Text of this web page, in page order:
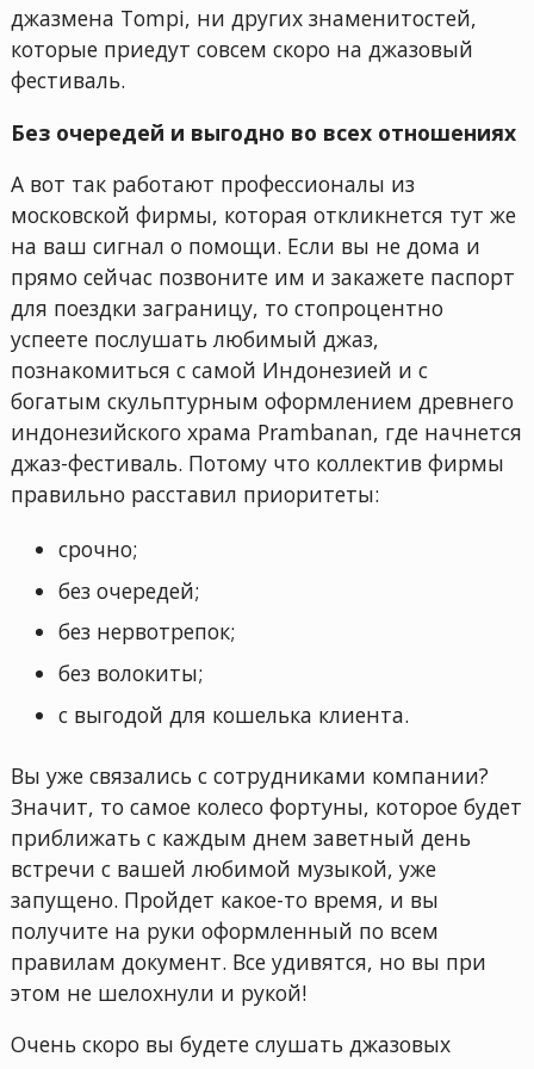
джазмена Tompi, ни других знаменитостей,
которые приедут совсем скоро на джазовый
фестиваль.
Без очередей и выгодно во всех отношениях
А вот так работают профессионалы из
московской фирмы, которая откликнется тут же
на ваш сигнал о помощи. Если вы не дома и
прямо сейчас позвоните им и закажете паспорт
для поездки заграницу, то стопроцентно
успеете послушать любимый джаз,
познакомиться с самой Индонезией и с
богатым скульптурным оформлением древнего
индонезийского храма Prambanan, где начнется
джаз-фестиваль. Потому что коллектив фирмы
правильно расставил приоритеты:
срочно;
без очередей;
без нервотрепок;
без волокиты;
с выгодой для кошелька клиента.
Вы уже связались с сотрудниками компании?
Значит, то самое колесо фортуны, которое будет
приближать с каждым днем заветный день
встречи с вашей любимой музыкой, уже
запущено. Пройдет какое-то время, и вы
получите на руки оформленный по всем
правилам документ. Все удивятся, но вы при
этом не шелохнули и рукой!
Очень скоро вы будете слушать джазовых